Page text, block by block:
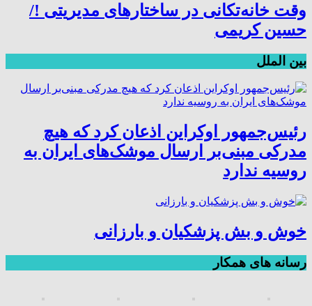
وقت خانه‌تکانی در ساختارهای مدیریتی !/
حسین کریمی
بین الملل
رئیس‌جمهور اوکراین اذعان کرد که هیچ
مدرکی مبنی‌بر ارسال موشک‌های ایران به
روسیه ندارد
خوش و بش پزشکیان و بارزانی
رسانه های همکار